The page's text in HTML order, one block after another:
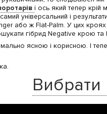
і ось який тепер крій
універсальний і
або ж Flat-Palm. У цих
гібрид Negative крою та
ясною і корисною. І
Вибрати